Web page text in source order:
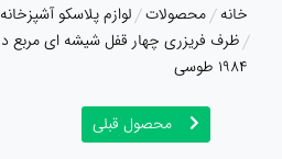
درباره
ما
خانه محصولات لوازم پلاسکو آشپزخانه
1984 طوسی
محصول قبلی